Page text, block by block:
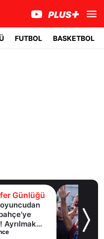
FUTBOL BASKETBOL
Günlüğü
oyuncudan
Ayrılmak